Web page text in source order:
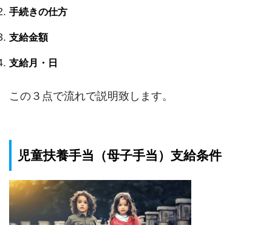
手続きの仕方
支給金額
支給月・日
この３点で流れで説明致します。
児童扶養手当（母子手当）支給条件